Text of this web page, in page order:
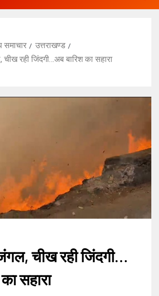
समाचार
उत्तराखण्ड
रही जिंदगी…अब बारिश का सहारा
चीख रही जिंदगी…
सहारा